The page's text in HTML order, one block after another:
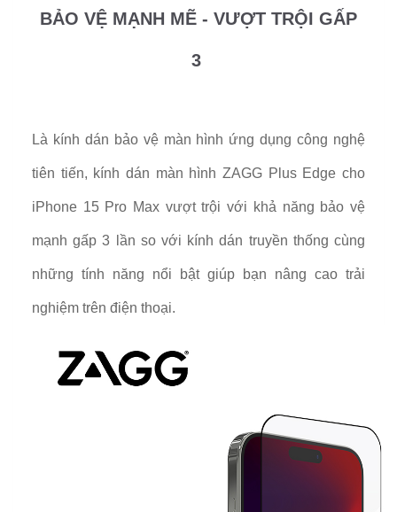
BẢO VỆ MẠNH MẼ - VƯỢT TRỘI GẤP
3
Là kính dán bảo vệ màn hình ứng dụng công nghệ
tiên tiến, kính dán màn hình ZAGG Plus Edge cho
iPhone 15 Pro Max vượt trội với khả năng bảo vệ
mạnh gấp 3 lần so với kính dán truyền thống cùng
những tính năng nổi bật giúp bạn nâng cao trải
nghiệm trên điện thoại.